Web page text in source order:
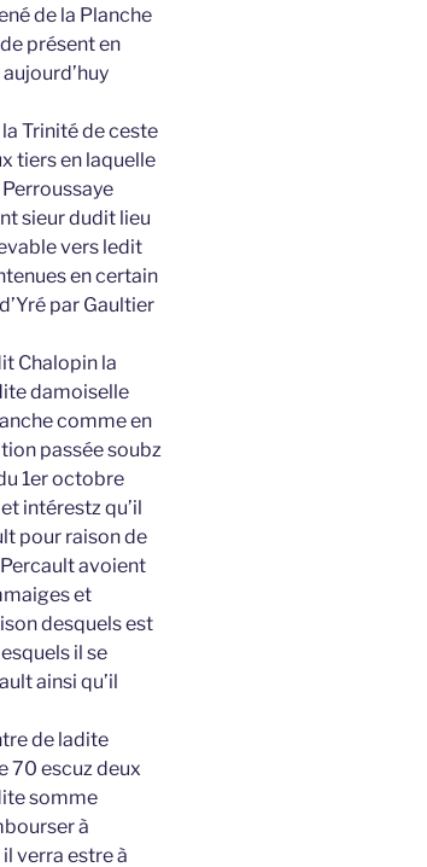
de la Planche
présent en
Trinité de ceste
tiers en laquelle
sieur dudit lieu
vers ledit
en certain
par Gaultier
Chalopin la
damoiselle
comme en
passée soubz
1er octobre
intérestz qu’il
pour raison de
avoient
et
desquels est
il se
ainsi qu’il
de ladite
70 escuz deux
somme
à
verra estre à